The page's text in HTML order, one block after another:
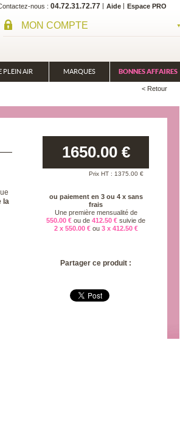
nous 04.72.31.72.77 Aide Espace PRO
MON COMPTE
PLEIN AIR MARQUES BONNES AFFAIRES
< Retour
la
1650.00 €
Prix HT : 1375.00 €
ou paiement en 3 ou 4 x sans
frais
Une première mensualité de
550.00 € ou de 412.50 € suivie de
2 x 550.00 € ou 3 x 412.50 €
Partager ce produit :